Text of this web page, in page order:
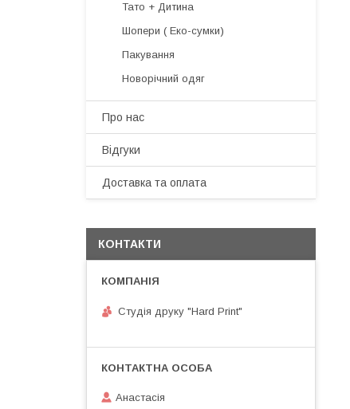
Тато + Дитина
Шопери ( Еко-сумки)
Пакування
Новорічний одяг
Про нас
Відгуки
Доставка та оплата
КОНТАКТИ
Студія друку "Hard Print"
Анастасія